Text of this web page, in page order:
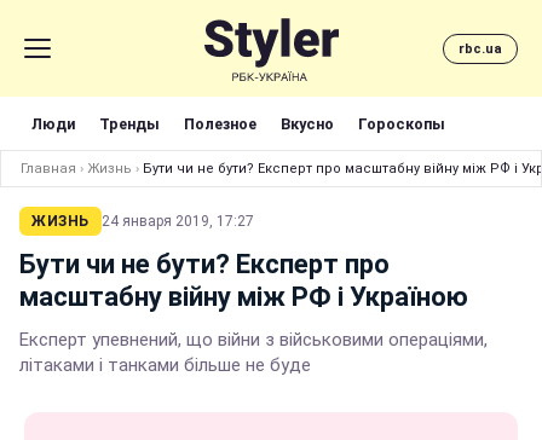
rbc.ua
Люди Тренды Полезное Вкусно Гороскопы
Главная › Жизнь › Бути чи не бути? Експерт про масштабну війну між РФ і
ЖИЗНЬ 24 января 2019, 17:27
Бути чи не бути? Експерт про
масштабну війну між РФ і Україною
Експерт упевнений, що війни з військовими операціями,
літаками і танками більше не буде